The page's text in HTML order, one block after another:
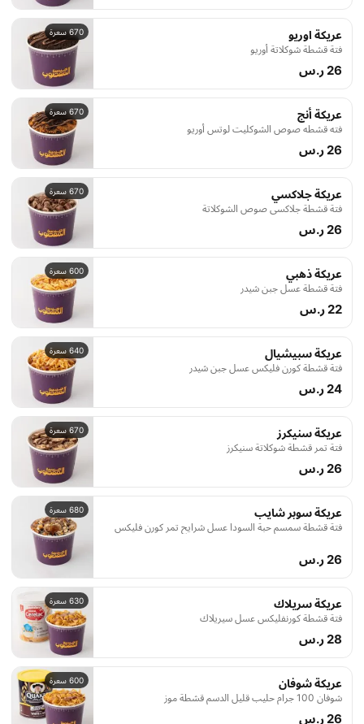
670 سعرة عريكة اوريو
فتة قشطة شوكلاتة أوريو
26 ر.س
670 سعرة عريكة أنج
فته قشطه صوص الشوكليت لوتس أوريو
26 ر.س
670 سعرة عريكة جلاكسي
فتة قشطة جلاكسي صوص الشوكلاتة
26 ر.س
600 سعرة عريكة ذهبي
فتة قشطة عسل جبن شيدر
22 ر.س
640 سعرة عريكة سبيشيال
فتة قشطة كورن فليكس عسل جبن شيدر
24 ر.س
670 سعرة عريكة سنيكرز
فتة تمر قشطة شوكلاتة سنيكرز
26 ر.س
680 سعرة عريكة سوبر شايب
فتة قشطة سمسم حبة السودا عسل شرايح تمر كورن فليكس
26 ر.س
630 سعرة عريكة سريلاك
فتة قشطة كورنفليكس عسل سيريلاك
28 ر.س
600 سعرة عريكة شوفان
شوفان 100 جرام حليب قليل الدسم قشطة موز
26 ر.س